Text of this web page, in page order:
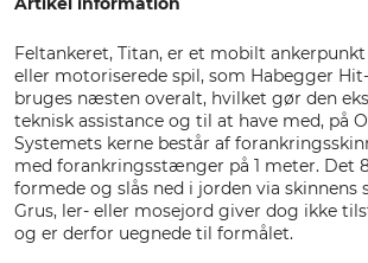
Feltankeret, Titan, er et mobilt
eller motoriserede spil, som Habegger
bruges næsten overalt, hvilket gør den
teknisk assistance og til at have med, på
Systemets kerne består af
med forankringsstænger på 1 meter. Det
formede og slås ned i jorden via skinnens
Grus, ler- eller mosejord giver dog ikke
og er derfor uegnede til formålet.